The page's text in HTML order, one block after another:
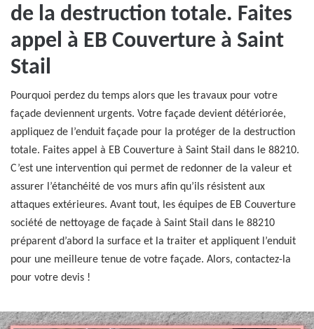
de la destruction totale. Faites
appel à EB Couverture à Saint
Stail
Pourquoi perdez du temps alors que les travaux pour votre
façade deviennent urgents. Votre façade devient détériorée,
appliquez de l’enduit façade pour la protéger de la destruction
totale. Faites appel à EB Couverture à Saint Stail dans le 88210.
C’est une intervention qui permet de redonner de la valeur et
assurer l’étanchéité de vos murs afin qu’ils résistent aux
attaques extérieures. Avant tout, les équipes de EB Couverture
société de nettoyage de façade à Saint Stail dans le 88210
préparent d’abord la surface et la traiter et appliquent l’enduit
pour une meilleure tenue de votre façade. Alors, contactez-la
pour votre devis !